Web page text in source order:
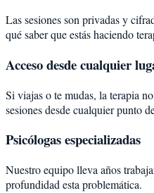
Las sesiones son privadas y
qué saber que estás haciendo
Acceso desde cualquier
Si viajas o te mudas, la terapia
sesiones desde cualquier punto
Psicólogas especializadas
Nuestro equipo lleva años
profundidad esta problemática.